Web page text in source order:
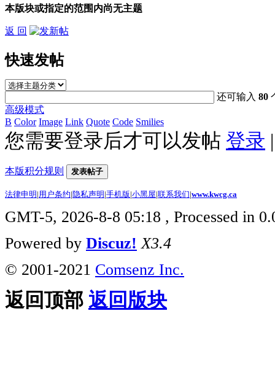
本版块或指定的范围内尚无主题
返 回
快速发帖
还可输入80
高级模式
B Color Image Link Quote Code Smilies
您需要登录后才可以发帖 登录
本版积分规则 发表帖子
法律申明|用户条约|隐私声明|手机版|小黑屋|联系我们|www.kwcg.ca
GMT-5, 2026-8-8 05:18 , Processed in
Powered by Discuz! X3.4
© 2001-2021 Comsenz Inc.
返回顶部 返回版块